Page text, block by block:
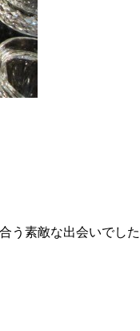
う素敵な出会いでし